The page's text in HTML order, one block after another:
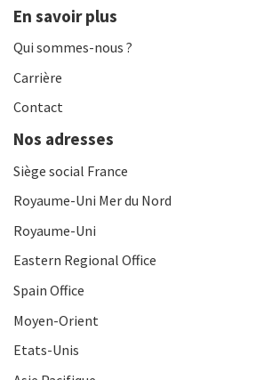
En savoir plus
Qui sommes-nous ?
Carrière
Contact
Nos adresses
Siège social France
Royaume-Uni Mer du Nord
Royaume-Uni
Eastern Regional Office
Spain Office
Moyen-Orient
Etats-Unis